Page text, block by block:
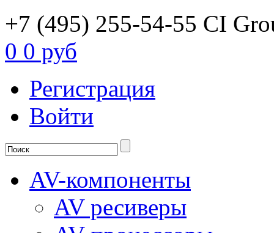
+7 (495) 255-54-55 CI
0 0 руб
Регистрация
Войти
AV-компоненты
AV ресиверы